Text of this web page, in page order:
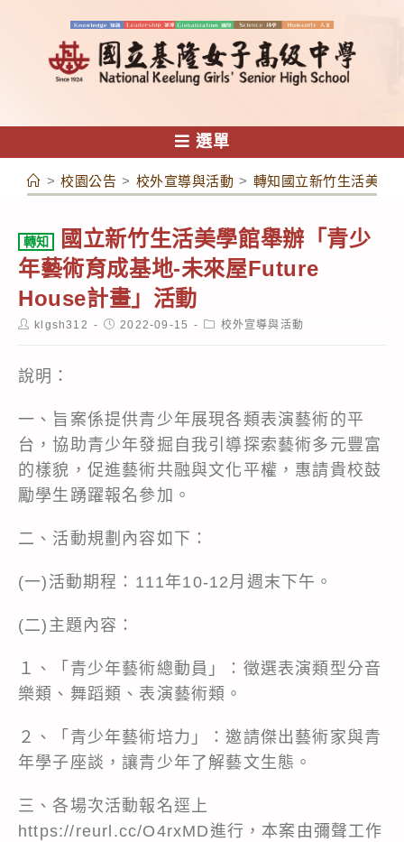
容
選單
> 校園公告 > 校外宣導與活動 > 轉知國立新竹生活美學
轉知
國立新竹生活美學館舉辦「青少
年藝術育成基地-未來屋Future
House計畫」活動
Postklgsh312
Post2022-09-15
Post校外宣導與活動
說明：
一、旨案係提供青少年展現各類表演藝術的平
台，協助青少年發掘自我引導探索藝術多元豐富
的樣貌，促進藝術共融與文化平權，惠請貴校鼓
勵學生踴躍報名參加。
二、活動規劃內容如下：
(一)活動期程：111年10-12月週末下午。
(二)主題內容：
１、「青少年藝術總動員」：徵選表演類型分音
樂類、舞蹈類、表演藝術類。
２、「青少年藝術培力」：邀請傑出藝術家與青
年學子座談，讓青少年了解藝文生態。
三、各場次活動報名逕上
https://reurl.cc/O4rxMD進行，本案由彌聲工作